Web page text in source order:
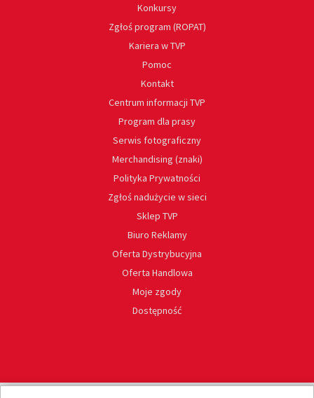
Konkursy
Zgłoś program (ROPAT)
Kariera w TVP
Pomoc
Kontakt
Centrum informacji TVP
Program dla prasy
Serwis fotograficzny
Merchandising (znaki)
Polityka Prywatności
Zgłoś nadużycie w sieci
Sklep TVP
Biuro Reklamy
Oferta Dystrybucyjna
Oferta Handlowa
Moje zgody
Dostępność